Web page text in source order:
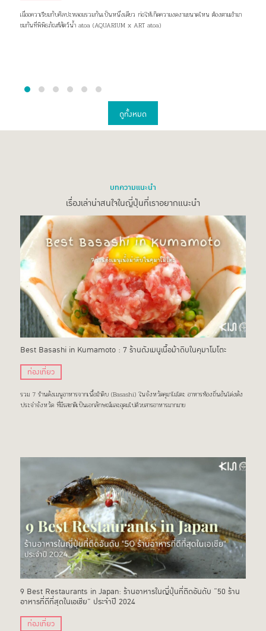
เมื่ออควาเรียมกับศิลปะหลอมรวมกันเป็นหนึ่งเดียว ก่อให้เกิดความงดงามขนาดไหน ต้องตามเข้ามา
ชมกันที่พิพิธภัณฑ์สัตว์น้ำ atoa (AQUARIUM x ART atoa)
ดูทั้งหมด
บทความแนะนำ
เรื่องเล่าน่าสนใจในญี่ปุ่นที่เราอยากแนะนำ
Best Basashi in Kumamoto : 7 ร้านดังเมนูเนื้อม้าดิบในคุมาโมโตะ
ท่องเที่ยว
รวม 7 ร้านดังเมนูอาหารจากเนื้อม้าดิบ (Basashi) ในจังหวัดคุมาโมโตะ อาหารท้องถิ่นอันโด่งดัง
ประจำจังหวัด ที่มีรสชาติเป็นเอกลักษณ์และอุดมไปด้วยสารอาหารมากมาย
9 Best Restaurants in Japan: ร้านอาหารในญี่ปุ่นที่ติดอันดับ “50 ร้าน
อาหารที่ดีที่สุดในเอเชีย” ประจำปี 2024
ท่องเที่ยว